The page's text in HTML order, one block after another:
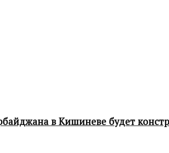
в Кишиневе будет